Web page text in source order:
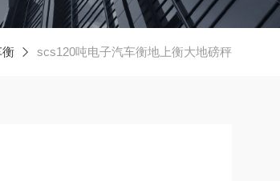
衡 scs120吨电子汽车衡地上衡大地磅秤